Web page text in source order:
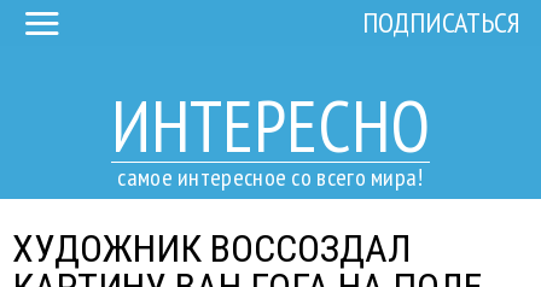
ИНТЕРЕСНО
самое интересное со всего мира!
ПОДПИСАТЬСЯ
ХУДОЖНИК ВОССОЗДАЛ